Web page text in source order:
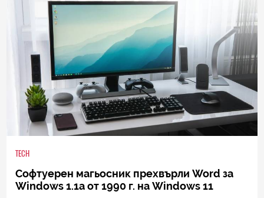
TECH
Софтуерен магьосник прехвърли Word за
Windows 1.1a от 1990 г. на Windows 11